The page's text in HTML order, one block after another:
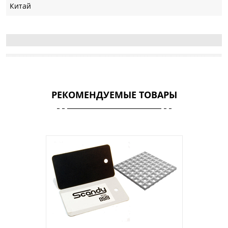
Китай
РЕКОМЕНДУЕМЫЕ ТОВАРЫ